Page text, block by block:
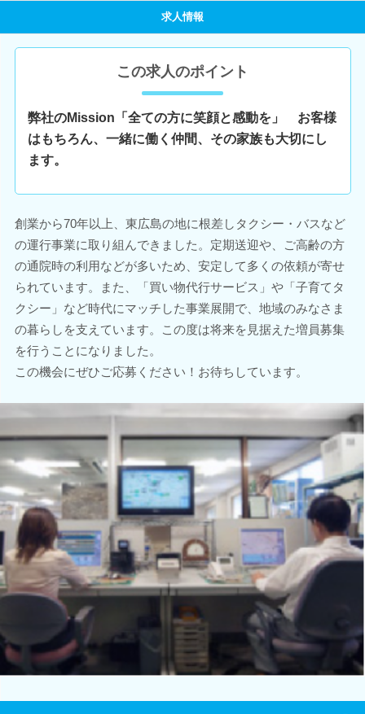
求人情報
この求人のポイント
弊社のMission「全ての方に笑顔と感動を」 お客様
はもちろん、一緒に働く仲間、その家族も大切にし
ます。
創業から70年以上、東広島の地に根差しタクシー・バスなど
の運行事業に取り組んできました。定期送迎や、ご高齢の方
の通院時の利用などが多いため、安定して多くの依頼が寄せ
られています。また、「買い物代行サービス」や「子育てタ
クシー」など時代にマッチした事業展開で、地域のみなさま
の暮らしを支えています。この度は将来を見据えた増員募集
を行うことになりました。
この機会にぜひご応募ください！お待ちしています。